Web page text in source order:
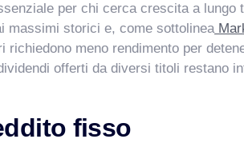
per chi cerca crescita a
massimi storici e, come sottolinea
meno rendimento per
offerti da diversi titoli restano
fisso